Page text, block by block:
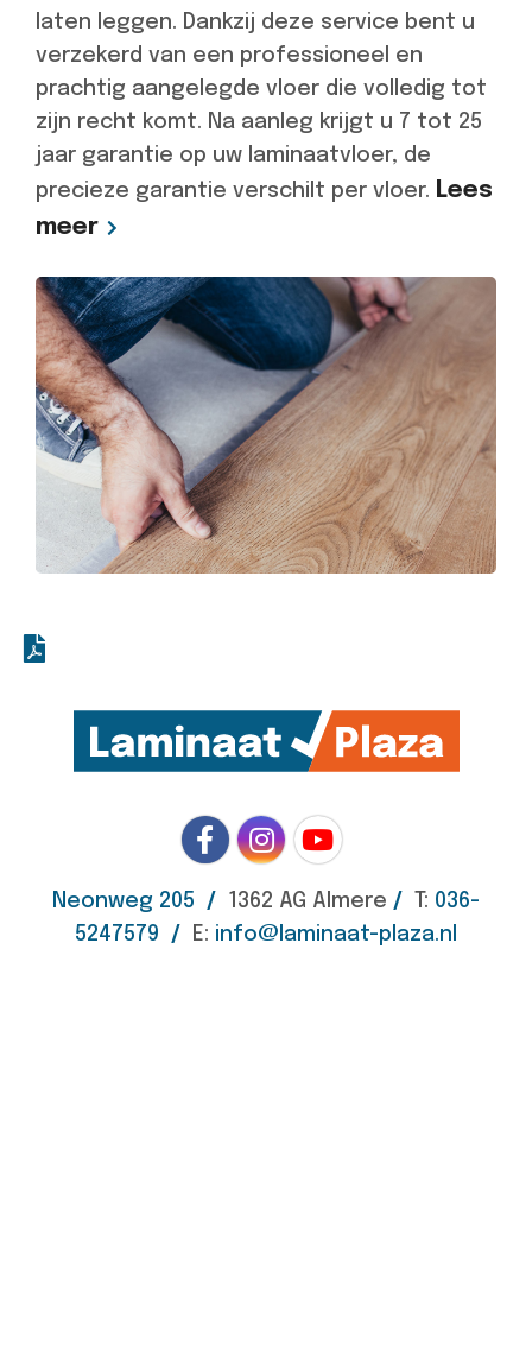
laten leggen. Dankzij deze service bent u
verzekerd van een professioneel en
prachtig aangelegde vloer die volledig tot
zijn recht komt. Na aanleg krijgt u 7 tot 25
jaar garantie op uw laminaatvloer, de
precieze garantie verschilt per vloer. Lees
meer
Neonweg 205 / 1362 AG Almere / T: 036-
5247579
/ E: info@laminaat-plaza.nl